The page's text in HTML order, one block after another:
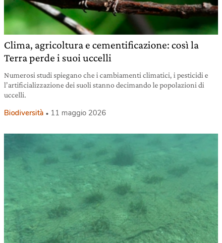
Clima, agricoltura e cementificazione: così la
Terra perde i suoi uccelli
Numerosi studi spiegano che i cambiamenti climatici, i pesticidi e
l’artificializzazione dei suoli stanno decimando le popolazioni di
uccelli.
Biodiversità 11 maggio 2026